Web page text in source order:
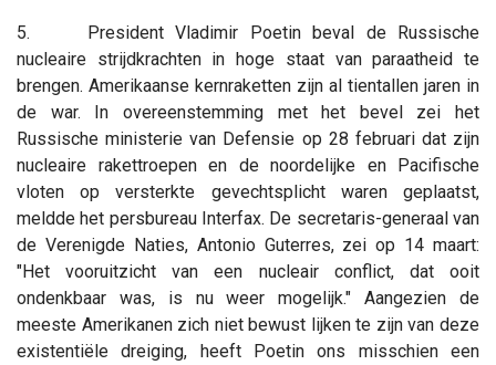
5. President Vladimir Poetin beval de Russische
nucleaire strijdkrachten in hoge staat van paraatheid te
brengen. Amerikaanse kernraketten zijn al tientallen jaren in
de war. In overeenstemming met het bevel zei het
Russische ministerie van Defensie op 28 februari dat zijn
nucleaire rakettroepen en de noordelijke en Pacifische
vloten op versterkte gevechtsplicht waren geplaatst,
meldde het persbureau Interfax. De secretaris-generaal van
de Verenigde Naties, Antonio Guterres, zei op 14 maart:
"Het vooruitzicht van een nucleair conflict, dat ooit
ondenkbaar was, is nu weer mogelijk." Aangezien de
meeste Amerikanen zich niet bewust lijken te zijn van deze
existentiële dreiging, heeft Poetin ons misschien een